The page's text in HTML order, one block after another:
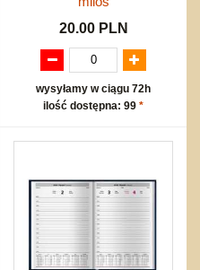
20.00 PLN
wysyłamy w ciągu 72h
ilość dostępna: 99 *